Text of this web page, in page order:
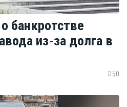
банкротстве
из-за долга в
50